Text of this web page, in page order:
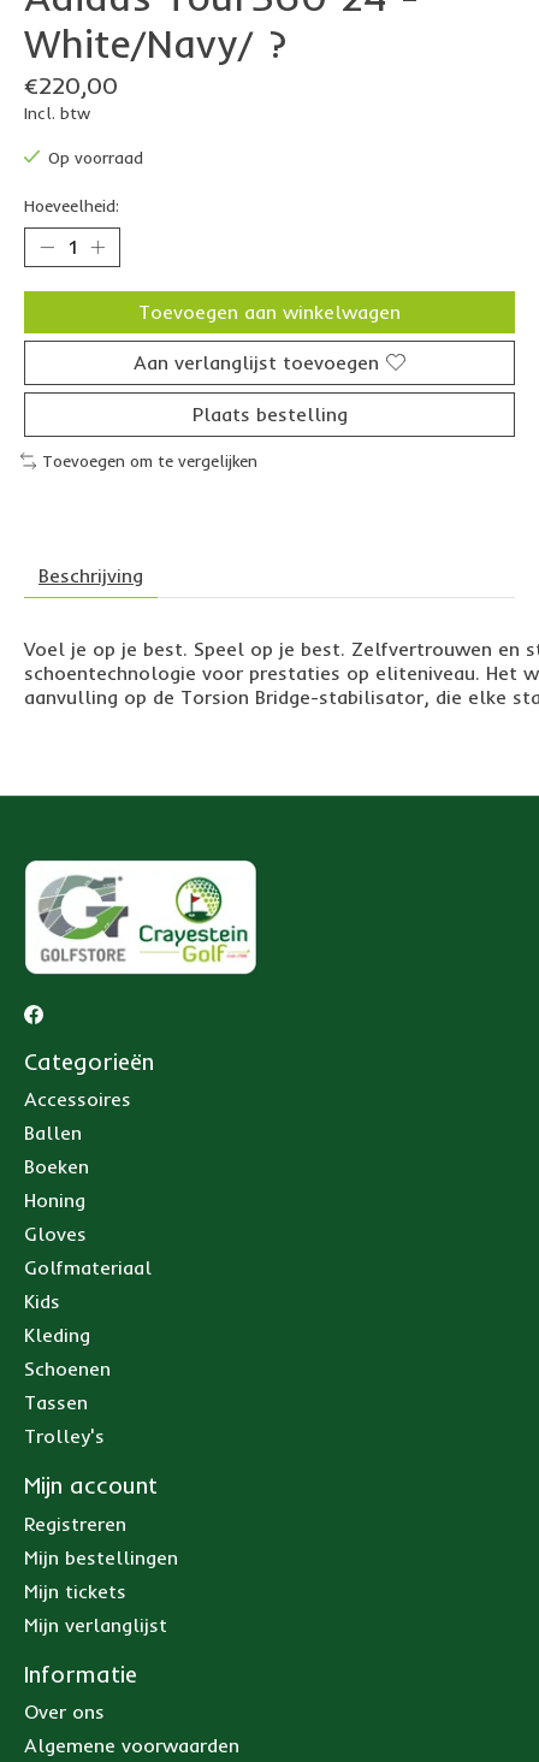
White/Navy/ ?
€220,00
Incl. btw
Op voorraad
Hoeveelheid:
Toevoegen aan winkelwagen
Aan verlanglijst toevoegen
Plaats bestelling
Toevoegen om te vergelijken
Beschrijving
Voel je op je best. Speel op je best. Zelfvertrouwen en
schoentechnologie voor prestaties op eliteniveau. Het
aanvulling op de Torsion Bridge-stabilisator, die elke
Categorieën
Accessoires
Ballen
Boeken
Honing
Gloves
Golfmateriaal
Kids
Kleding
Schoenen
Tassen
Trolley's
Mijn account
Registreren
Mijn bestellingen
Mijn tickets
Mijn verlanglijst
Informatie
Over ons
Algemene voorwaarden